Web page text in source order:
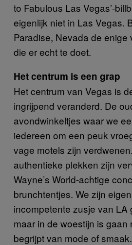
to Fabulous Las Vegas’-
eigenlijk niet in Las Vegas.
Paradise, Nevada de enige
die er echt te doet.
Het centrum is een grap
Het centrum van Vegas is
ingrijpend veranderd. De
avondwinkeltjes waar we
iedereen om een peuk
vage motels zijn
authentieke plekken zijn
Wayne’s World-achtige
brunchtentjes. We zijn
incompetente zusje van LA
maar in de woestijn is gaan
begrijpt van mode of smaak.